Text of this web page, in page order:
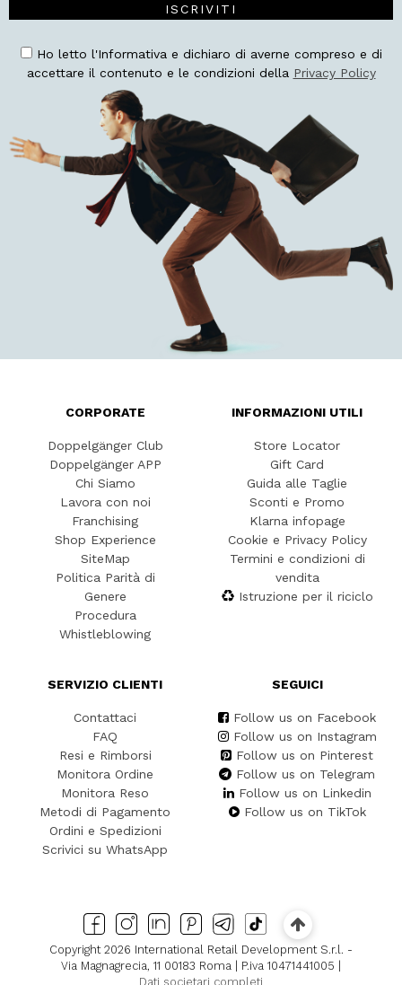
ISCRIVITI
Ho letto l'Informativa e dichiaro di averne compreso e di
accettare il contenuto e le condizioni della Privacy Policy
CORPORATE
Doppelgänger Club
Doppelgänger APP
Chi Siamo
Lavora con noi
Franchising
Shop Experience
SiteMap
Politica Parità di
Genere
Procedura
Whistleblowing
INFORMAZIONI UTILI
Store Locator
Gift Card
Guida alle Taglie
Sconti e Promo
Klarna infopage
Cookie e Privacy Policy
Termini e condizioni di
vendita
Istruzione per il riciclo
SERVIZIO CLIENTI
Contattaci
FAQ
Resi e Rimborsi
Monitora Ordine
Monitora Reso
Metodi di Pagamento
Ordini e Spedizioni
Scrivici su WhatsApp
SEGUICI
Follow us on Facebook
Follow us on Instagram
Follow us on Pinterest
Follow us on Telegram
Follow us on Linkedin
Follow us on TikTok
Copyright 2026 International Retail Development S.r.l. -
Via Magnagrecia, 11 00183 Roma | P.iva 10471441005 |
Dati societari completi